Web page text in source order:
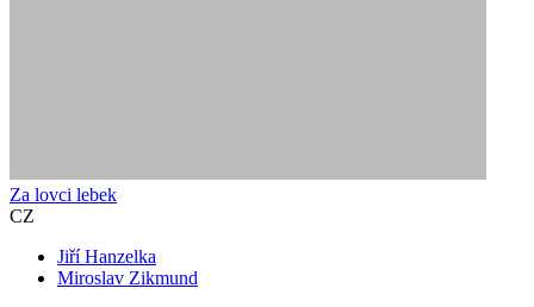
Za lovci lebek
CZ
Jiří Hanzelka
Miroslav Zikmund